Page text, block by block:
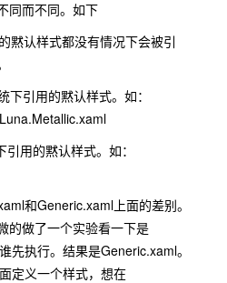
同而不同。如下
黙认样式都没有情况下会被引
引用的黙认样式。如：
Luna.Metallic.xaml
引用的黙认样式。如：
和Generic.xaml上面的差别。
的做了一个实验看一下是
先执行。结果是Generic.xaml。
定义一个样式，想在